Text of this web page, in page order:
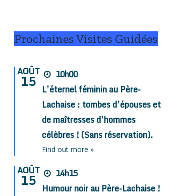
Prochaines Visites Guidées
AOÛT
15
10h00
L’éternel féminin au Père-
Lachaise : tombes d’épouses et
de maîtresses d’hommes
célèbres ! (Sans réservation).
Find out more »
AOÛT
15
14h15
Humour noir au Père-Lachaise !